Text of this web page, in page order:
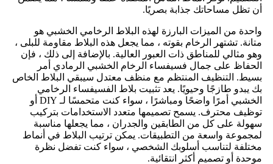
أن تظل مساحاتك جذابة بصريًا.
واحدة من الميزات البارزة لهذه البلاط الرخامي الخشبي هو
متانة. تشتهر الرخام بقوته ، مما يجعل هذه البلاط مقاومة للبلى ،
وهو مثالي للمناطق ذات العبور العالية. بالإضافة إلى ذلك ، فإن
الحفاظ على جمال فسيفساء الرخام الخشبي الرمادي أمر
بسيط. التنظيف المنتظم مع منظف معتدل سيبقي البلاط الخاص
بك يبدو طازجًا وحيويًا. يعد تثبيت بلاط الفسيفساء الرخامي
الخشبي أمرًا واضحًا ومباشرًا ، سواء كنت متحمسًا لـ DIY أو
توظيف محترف. يسمح تصميمها متعدد الاستخدامات بتركيب
سهولة على كل من الطابقين والجدران ، مما يجعلها مناسبة
لمجموعة واسعة من التطبيقات. يمكن ترتيب البلاط في أنماط
مختلفة لتناسب أسلوبك الشخصي ، سواء كنت تفضل نظرة
موحدة أو تصميم أكثر انتقائية.